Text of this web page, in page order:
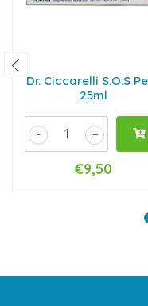
Dr. Ciccarelli S.O.S
25ml
+
-
€9,50